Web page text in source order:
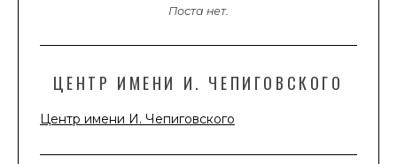
Поста нет.
ЦЕНТР ИМЕНИ И. ЧЕПИГОВСКОГО
Центр имени И. Чепиговского